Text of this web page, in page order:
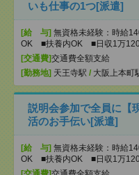
いも仕事の1つ[派遣]
[給 与] 無資格未経験：時給
OK ■扶養内OK ■日収1万
[交通費]交通費全額支給
[勤務地] 天王寺駅 / 大阪上本町
説明会参加で全員に【
活のお手伝い[派遣]
[給 与] 無資格未経験：時給
OK ■扶養内OK ■日収1万